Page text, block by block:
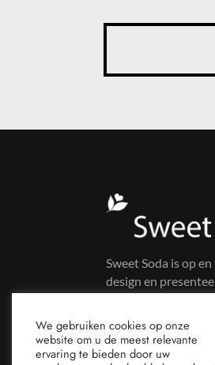
Sweet Soda is op
design en
zelfbewuste
We gebruiken cookies op onze
website om u de meest relevante
ervaring te bieden door uw